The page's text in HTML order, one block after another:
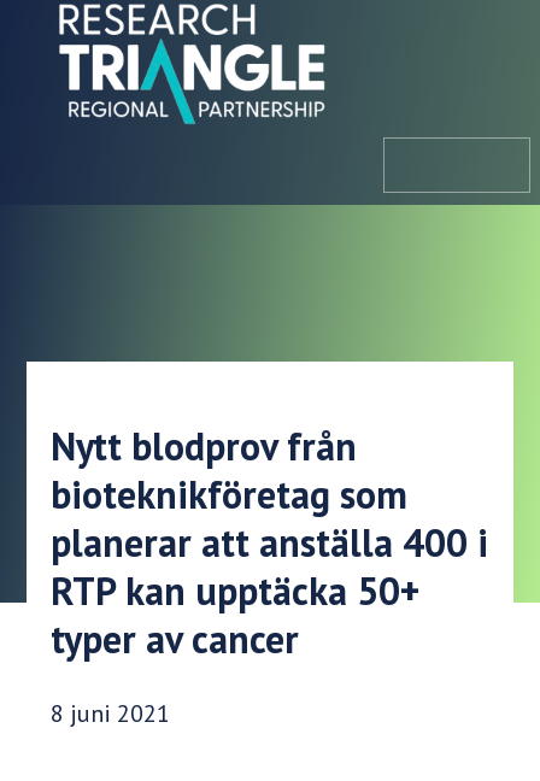
Hoppa till innehållet
Nytt blodprov från
bioteknikföretag som
planerar att anställa 400 i
RTP kan upptäcka 50+
typer av cancer
Publiceringsdatum:
8 juni 2021